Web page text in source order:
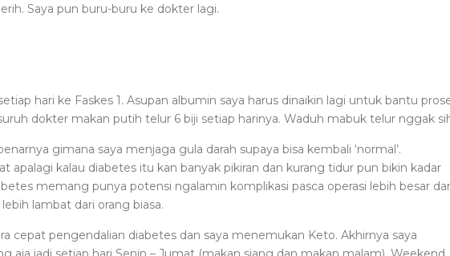
Saya pun buru-buru ke dokter lagi.
hari ke Faskes 1. Asupan albumin saya harus dinaikin lagi untuk bantu
dokter makan putih telur 6 biji setiap harinya. Waduh mabuk telur nggak
gimana saya menjaga gula darah supaya bisa kembali ‘normal’.
apalagi kalau diabetes itu kan banyak pikiran dan kurang tidur pun bikin kadar
memang punya potensi ngalamin komplikasi pasca operasi lebih besar
lambat dari orang biasa.
cepat pengendalian diabetes dan saya menemukan Keto. Akhirnya saya